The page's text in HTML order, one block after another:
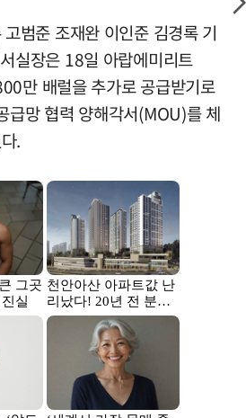
범준 조재완 이인준 김경록 기
실장은 18일 아랍에미리트
만 배럴을 추가로 공급받기로
급망 협력 양해각서(MOU)를 체
.